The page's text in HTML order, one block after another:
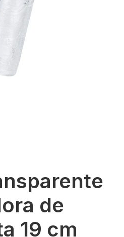
de
19 cm